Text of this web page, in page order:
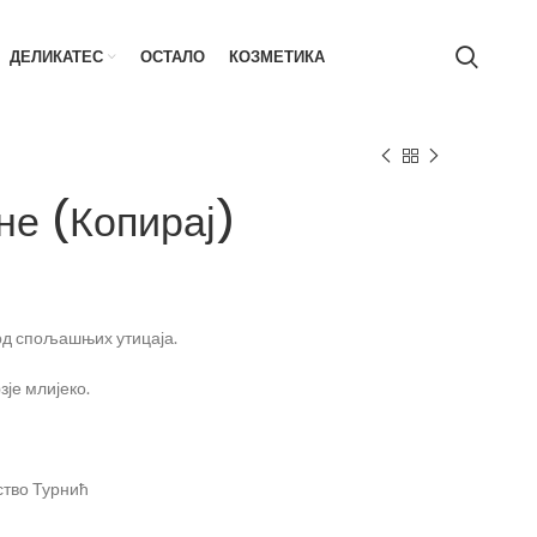
ДЕЛИКАТЕС ОСТАЛО КОЗМЕТИКА
(Копирај)
спољашњих утицаја.
млијеко.
Турнић